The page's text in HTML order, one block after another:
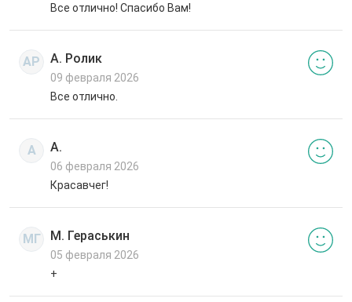
Все отлично! Спасибо Вам!
АР А. Ролик
09 февраля 2026
Все отлично.
А А.
06 февраля 2026
Красавчег!
МГ М. Гераськин
05 февраля 2026
+